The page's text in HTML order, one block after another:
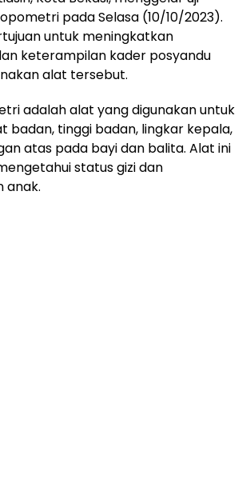
pada Selasa (10/10/2023).
untuk meningkatkan
keterampilan kader posyandu
alat tersebut.
adalah alat yang digunakan untuk
badan, tinggi badan, lingkar kepala,
atas pada bayi dan balita. Alat ini
status gizi dan
anak.